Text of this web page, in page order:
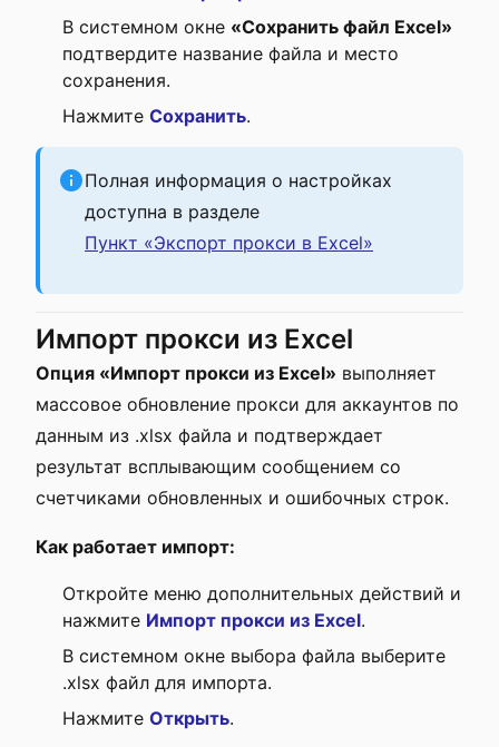
В системном окне «Сохранить файл Excel»
подтвердите название файла и место
сохранения.
Нажмите Сохранить.
Полная информация о настройках
доступна в разделе
Пункт «Экспорт прокси в Excel»
Импорт прокси из Excel
Опция «Импорт прокси из Excel» выполняет
массовое обновление прокси для аккаунтов по
данным из .xlsx файла и подтверждает
результат всплывающим сообщением со
счетчиками обновленных и ошибочных строк.
Как работает импорт:
Откройте меню дополнительных действий и
нажмите Импорт прокси из Excel.
В системном окне выбора файла выберите
.xlsx файл для импорта.
Нажмите Открыть.